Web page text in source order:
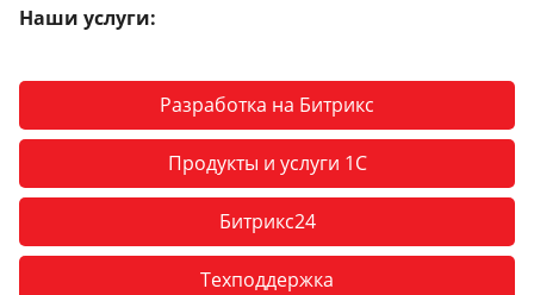
Наши услуги:
Разработка на Битрикс
Продукты и услуги 1С
Битрикс24
Техподдержка